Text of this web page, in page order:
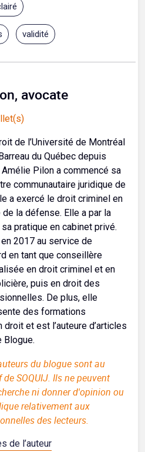
validité
avocate
de l’Université de Montréal
du Québec depuis
Amélie Pilon a commencé sa
communautaire juridique de
a exercé le droit criminel en
de la défense. Elle a par la
pratique en cabinet privé.
2017 au service de
en tant que conseillère
en droit criminel et en
puis en droit des
De plus, elle
des formations
et est l’auteure d’articles
Blogue.
du blogue sont au
SOQUIJ. Ils ne peuvent
ni donner d'opinion ou
relativement aux
des lecteurs.
de l’auteur